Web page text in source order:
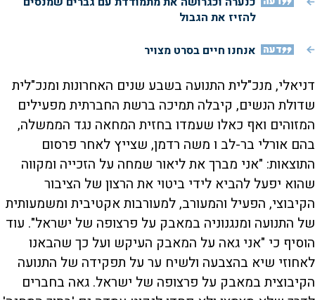
להזיז את הגבול
דעה אנחנו חיים בסרט מצויר
דניאלי, מנכ"לית התנועה בשבע שנים האחרונות ומנכ"לית
שדולת הנשים, קיבלה תמיכה ברשת החברתית מפעילים
המזוהים ואף כאלו שעמדו בחזית המחאה נגד הממשלה,
בהם אורלי בר-לב ו משה רדמן, שצייץ לאחר פרסום
התוצאות: "אני מברך את ליאור שמחה על הזכייה ומקווה
שהוא יפעל להביא לידי ביטוי את הרצון של הציבור
הקיבוצי, הפעיל והמעורב, למעורבות אקטיבית ומשמעותית
של התנועה ומנגנוניה במאבק על פרצופה של ישראל". עוד
הוסיף כי "אני גאה על המאבק העיקש ועל כך שהבאנו
לאחוזי שיא בהצבעה ולשיח ער על תפקידה של התנועה
הקיבוצית במאבק על פרצופה של ישראל. גאה בחברים